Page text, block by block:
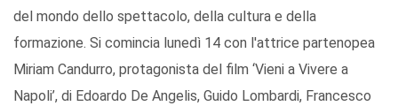
del mondo dello spettacolo, della cultura e della
formazione. Si comincia lunedì 14 con l'attrice partenopea
Miriam Candurro, protagonista del film ‘Vieni a Vivere a
Napoli’, di Edoardo De Angelis, Guido Lombardi, Francesco